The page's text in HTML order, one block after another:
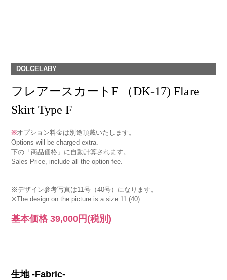
DOLCELABY
フレアースカートF （DK-17) Flare
Skirt Type F
※オプション料金は別途頂戴いたします。
Options will be charged extra.
下の「商品価格」に自動計算されます。
Sales Price, include all the option fee.
※デザイン参考写真は11号（40号）になります。
※The design on the picture is a size 11 (40).
基本価格39,000円 (税別)
生地 -Fabric-